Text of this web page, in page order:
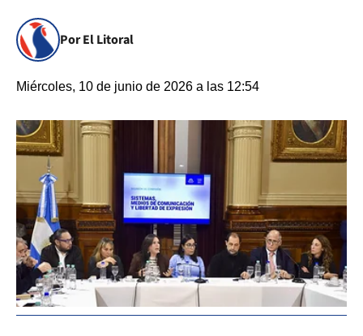
Por El Litoral
Miércoles, 10 de junio de 2026 a las 12:54